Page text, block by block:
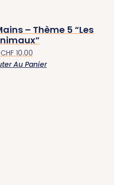
– Thème 5 “Les
CHF10.00
Au Panier